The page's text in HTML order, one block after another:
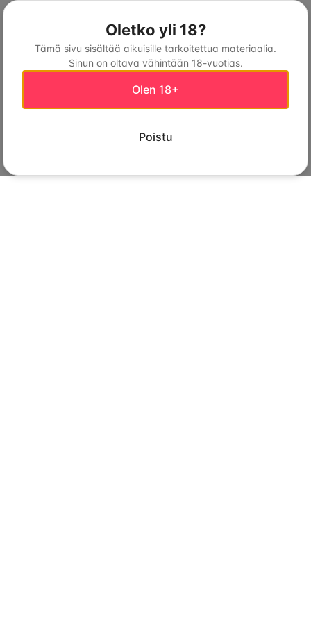
Oletko yli 18?
Tämä sivu sisältää aikuisille tarkoitettua materiaalia.
Sinun on oltava vähintään 18-vuotias.
Olen 18+
Poistu